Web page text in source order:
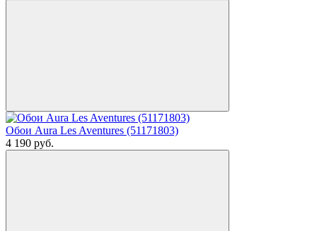
Обои Aura Les Aventures (51171803)
4 190 руб.